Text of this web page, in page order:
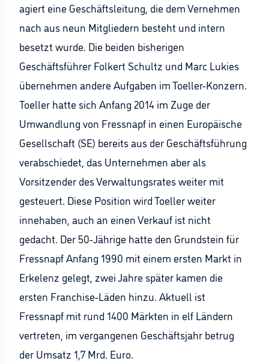
agiert eine Geschäftsleitung, die dem Vernehmen
nach aus neun Mitgliedern besteht und intern
besetzt wurde. Die beiden bisherigen
Geschäftsführer Folkert Schultz und Marc Lukies
übernehmen andere Aufgaben im Toeller-Konzern.
Toeller hatte sich Anfang 2014 im Zuge der
Umwandlung von Fressnapf in einen Europäische
Gesellschaft (SE) bereits aus der Geschäftsführung
verabschiedet, das Unternehmen aber als
Vorsitzender des Verwaltungsrates weiter mit
gesteuert. Diese Position wird Toeller weiter
innehaben, auch an einen Verkauf ist nicht
gedacht. Der 50-Jährige hatte den Grundstein für
Fressnapf Anfang 1990 mit einem ersten Markt in
Erkelenz gelegt, zwei Jahre später kamen die
ersten Franchise-Läden hinzu. Aktuell ist
Fressnapf mit rund 1400 Märkten in elf Ländern
vertreten, im vergangenen Geschäftsjahr betrug
der Umsatz 1,7 Mrd. Euro.